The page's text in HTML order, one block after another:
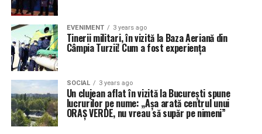
EVENIMENT 3 years ago
Tinerii militari, în vizită la Baza Aeriană din
Câmpia Turzii! Cum a fost experiența
SOCIAL 3 years ago
Un clujean aflat în vizită la București spune
lucrurilor pe nume: „Așa arată centrul unui
ORAȘ VERDE, nu vreau să supăr pe nimeni”